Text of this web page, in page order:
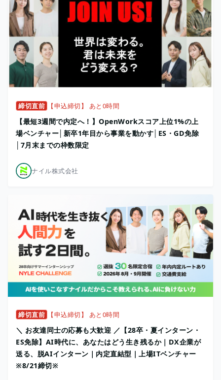
締切直前 【申込締切】 あと0時間
【最短3週間で内定へ！】OpenWorkスコア上位1%の上
場ベンチャー│新卒1年目から事業を動かす│ES・GD免除
│7月末までの枠数限定
ナイル株式会社
締切直前 【申込締切】 あと0時間
＼ お友達同士の応募も大歓迎 ／【28卒・夏インターン・
ES免除】AI時代に、あなたはどう生き残るか｜DX企業が
送る、脱AIインターン｜内定直結型｜上場ITベンチャー
※8/21締切※